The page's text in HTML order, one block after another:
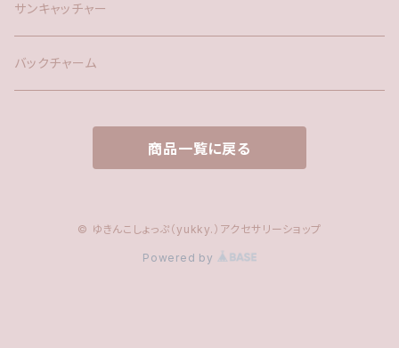
サンキャッチャー
バックチャーム
商品一覧に戻る
© ゆきんこしょっぷ（yukky.）アクセサリーショップ
Powered by